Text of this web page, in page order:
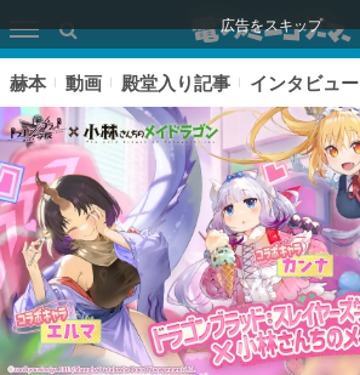
広告をスキップ
赫本 動画 殿堂入り記事 インタビュー